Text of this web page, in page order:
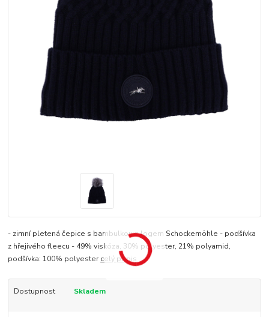
- zimní pletená čepice s bambulkou s logem Schockemöhle - podšívka
z hřejivého fleecu - 49% viskóza, 30% polyester, 21% polyamid,
podšívka: 100% polyestercelý popis
Dostupnost Skladem